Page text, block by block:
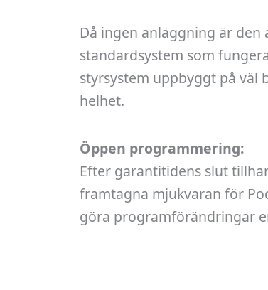
Då ingen anläggning är
standardsystem som
styrsystem uppbyggt på väl
helhet.
Öppen programmering:
Efter garantitidens slut
framtagna mjukvaran för
göra programförändringar